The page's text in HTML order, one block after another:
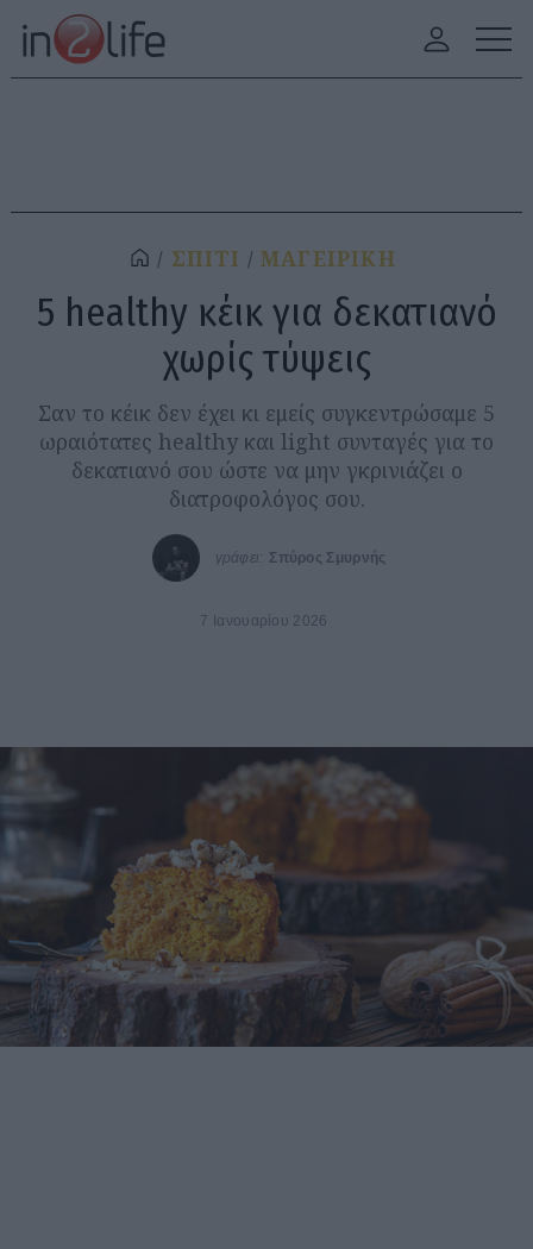
ΣΠΙΤΙ ΜΑΓΕΙΡΙΚΗ
5 healthy κέικ για δεκατιανό
χωρίς τύψεις
Σαν το κέικ δεν έχει κι εμείς συγκεντρώσαμε 5
ωραιότατες healthy και light συνταγές για το
δεκατιανό σου ώστε να μην γκρινιάζει ο
διατροφολόγος σου.
γράφει: Σπύρος Σμυρνής
7 Ιανουαρίου 2026